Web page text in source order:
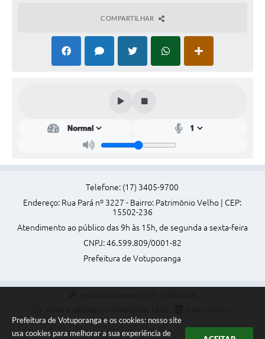
Prefeitura de Votuporanga e os cookies: nosso site
usa cookies para melhorar a sua experiência de
COMPARTILHAR
Telefone: (17) 3405-9700
Endereço: Rua Pará nº 3227 - Bairro: Patrimônio Velho | CEP:
15502-236
Atendimento ao público das 9h às 15h, de segunda a sexta-feira
CNPJ: 46.599.809/0001-82
Prefeitura de Votuporanga